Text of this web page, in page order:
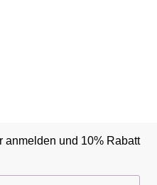
anmelden und 10% Rabatt